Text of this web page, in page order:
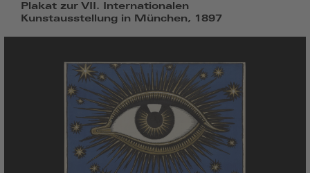
Plakat zur VII. Internationalen
Kunstausstellung in München, 1897